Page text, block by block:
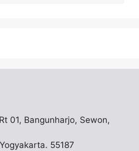
01, Bangunharjo, Sewon,
55187